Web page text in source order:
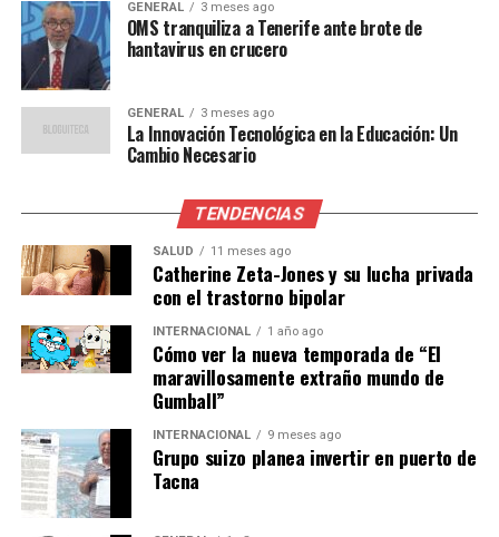
expresó su frustración con las autoridades y la situación
en los hospitales. “Esta demanda es para aquellos
funcionarios que omitieron su trabajo y cedieron a la
corrupción,” afirmó. Iglesias describió las condiciones
precarias en las que su familia ha recibido atención
médica, con su hijo requiriendo cirugía por una grave
El presidente de México, Claudia Sheinbaum, declaró que
no es necesario que las víctimas inicien procedimientos
legales adicionales para recibir atención. Sin embargo,
Iglesias insiste en que las autoridades no deben cerrar
las puertas a las víctimas. “Su servidor estuvo
pernoctando como un indigente afuera del hospital
durante dos días,” relató, destacando la gravedad de las
lesiones sufridas por su familia.
Implicaciones y camino a seguir
La denuncia presentada no solo busca justicia para la
GENERAL 3 meses ago
OMS tranquiliza a Tenerife ante brote de
hantavirus en crucero
GENERAL 3 meses ago
La Innovación Tecnológica en la Educación: Un
Cambio Necesario
TENDENCIAS
SALUD 11 meses ago
Catherine Zeta-Jones y su lucha privada
con el trastorno bipolar
INTERNACIONAL 1 año ago
Cómo ver la nueva temporada de “El
maravillosamente extraño mundo de
Gumball”
INTERNACIONAL 9 meses ago
Grupo suizo planea invertir en puerto de
Tacna